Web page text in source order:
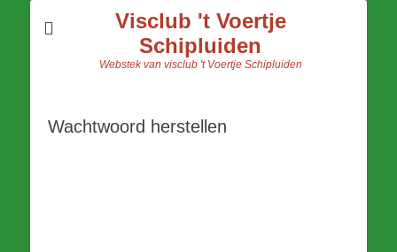
Visclub 't Voertje
Schipluiden
Webstek van visclub 't Voertje Schipluiden
Wachtwoord herstellen